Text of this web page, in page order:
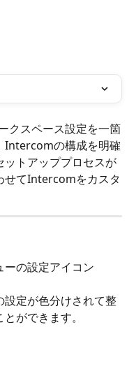
クスペース設定を一箇
Intercomの構成を明確
ットアッププロセスが
せてIntercomをカスタ
ーの設定アイコン
設定が色分けされて整
ができます。